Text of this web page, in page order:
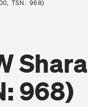
TSN: 968)
968)